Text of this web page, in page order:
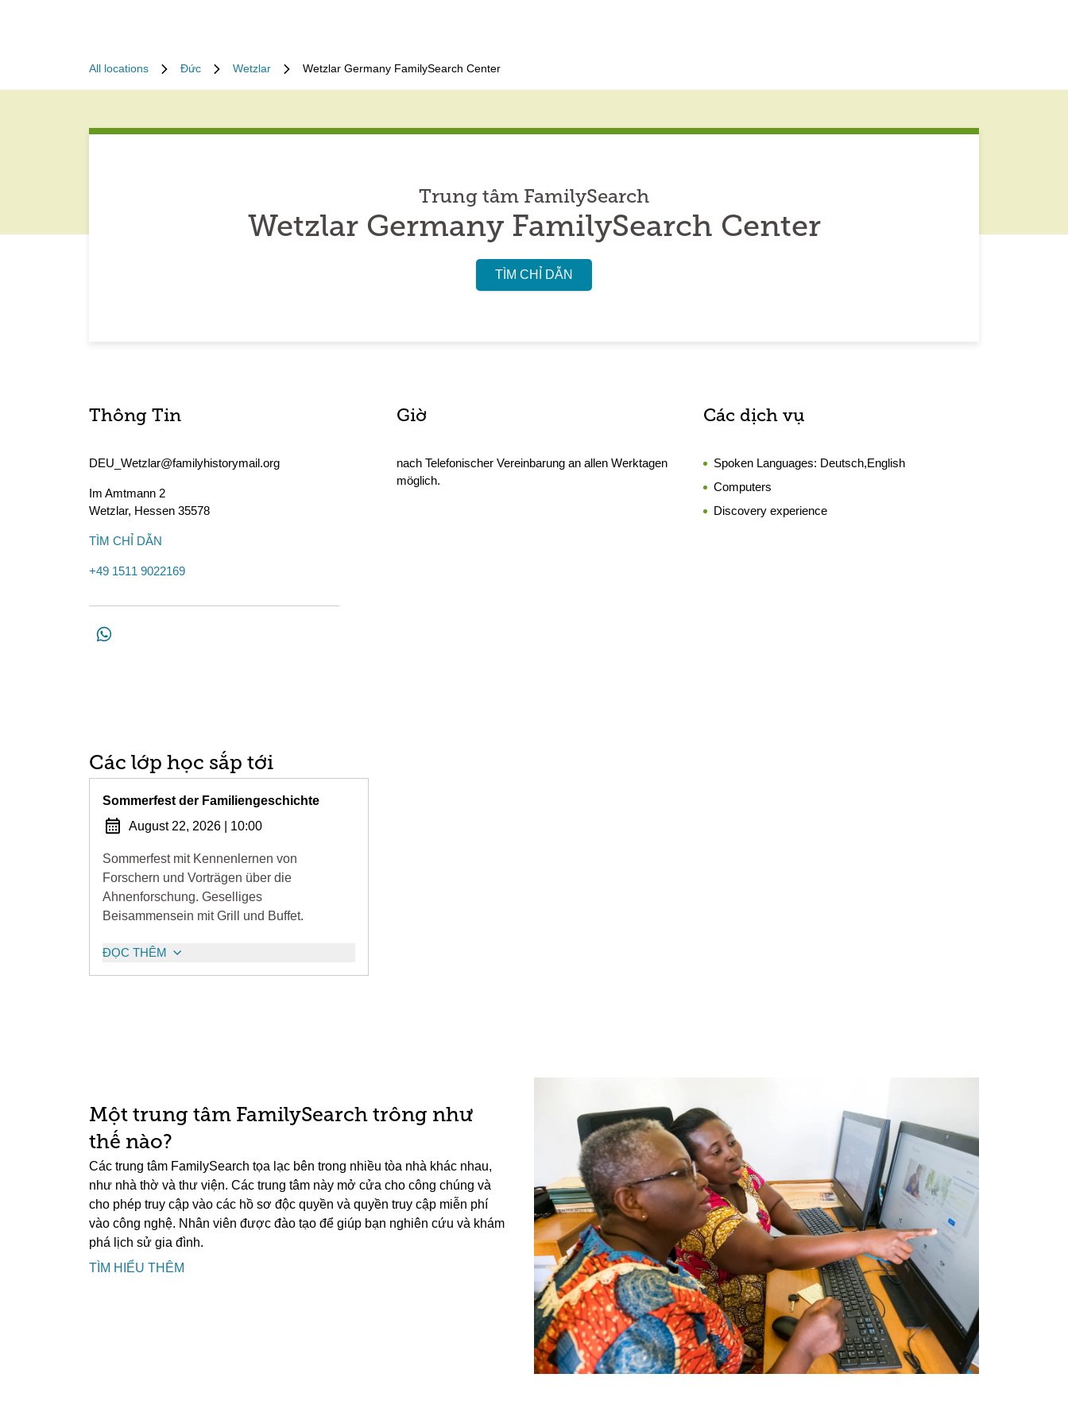
All locations Đức Wetzlar Wetzlar Germany FamilySearch Center
Trung tâm FamilySearch
Wetzlar Germany FamilySearch Center
TÌM CHỈ DẪN
Thông Tin
DEU_Wetzlar@familyhistorymail.org
Im Amtmann 2
Wetzlar, Hessen 35578
TÌM CHỈ DẪN
+49 1511 9022169
Giờ
nach Telefonischer Vereinbarung an allen Werktagen
möglich.
Các dịch vụ
Spoken Languages: Deutsch,English
Computers
Discovery experience
Các lớp học sắp tới
Sommerfest der Familiengeschichte
August 22, 2026
10:00
Sommerfest mit Kennenlernen von
Forschern und Vorträgen über die
Ahnenforschung. Geselliges
Beisammensein mit Grill und Buffet.
ĐỌC THÊM
Một trung tâm FamilySearch trông như
thế nào?
Các trung tâm FamilySearch tọa lạc bên trong nhiều tòa nhà khác nhau,
như nhà thờ và thư viện. Các trung tâm này mở cửa cho công chúng và
cho phép truy cập vào các hồ sơ độc quyền và quyền truy cập miễn phí
vào công nghệ. Nhân viên được đào tạo để giúp bạn nghiên cứu và khám
phá lịch sử gia đình.
TÌM HIỂU THÊM